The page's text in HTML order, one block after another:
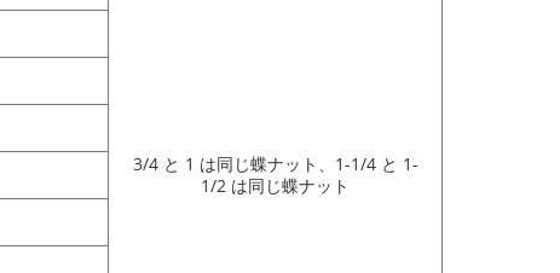
3/4 と 1 は同じ蝶ナット、1-1/4 と 1-
1/2 は同じ蝶ナット